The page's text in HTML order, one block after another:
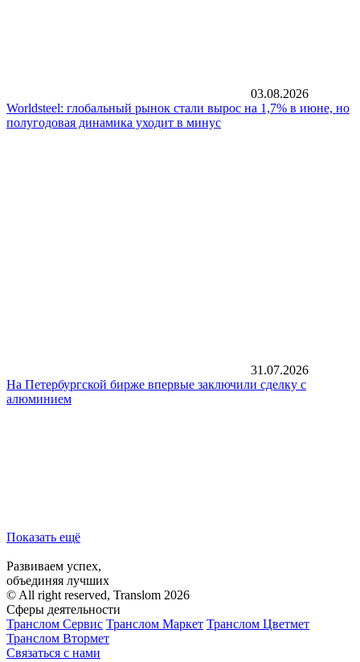
03.08.2026
Worldsteel: глобальный рынок стали вырос на 1,7% в июне, но
полугодовая динамика уходит в минус
31.07.2026
На Петербургской бирже впервые заключили сделку с
алюминием
Показать ещё
Развиваем успех,
объединяя лучших
© All right reserved, Translom 2026
Сферы деятельности
Транслом Сервис Транслом Маркет Транслом Цветмет
Транслом Втормет
Связаться с нами